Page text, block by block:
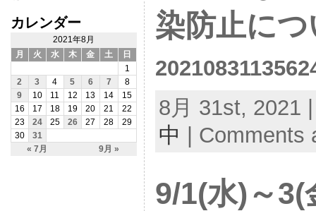
カレンダー
2021年8月
月
火 水 木 金 土 日
« 7月 9月 »
1
2
3 4 5 6 7
8
9
10 11 12 13 14
15
16
17 18 19 20 21
22
23
24 25 26 27 28
29
30
31
染防止に
8月 31st, 2021
中 | Comments
9/1(水)～3(